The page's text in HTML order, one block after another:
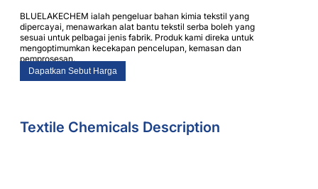
BLUELAKECHEM ialah pengeluar bahan kimia tekstil yang
dipercayai, menawarkan alat bantu tekstil serba boleh yang
sesuai untuk pelbagai jenis fabrik. Produk kami direka untuk
mengoptimumkan kecekapan pencelupan, kemasan dan
pemprosesan.
Dapatkan Sebut Harga
Textile Chemicals Description